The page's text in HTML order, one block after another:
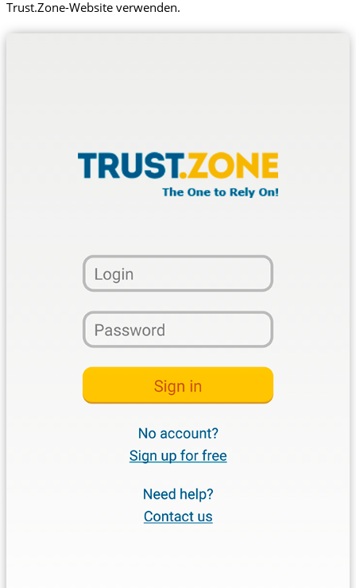
Trust.Zone-Website verwenden.